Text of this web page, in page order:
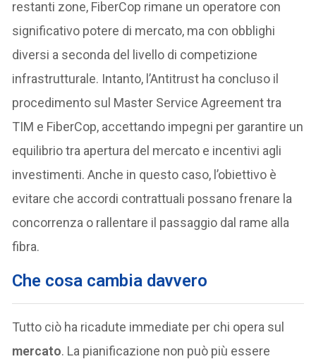
restanti zone, FiberCop rimane un operatore con
significativo potere di mercato, ma con obblighi
diversi a seconda del livello di competizione
infrastrutturale. Intanto, l’Antitrust ha concluso il
procedimento sul Master Service Agreement tra
TIM e FiberCop, accettando impegni per garantire un
equilibrio tra apertura del mercato e incentivi agli
investimenti. Anche in questo caso, l’obiettivo è
evitare che accordi contrattuali possano frenare la
concorrenza o rallentare il passaggio dal rame alla
fibra.
Che cosa cambia davvero
Tutto ciò ha ricadute immediate per chi opera sul
mercato. La pianificazione non può più essere